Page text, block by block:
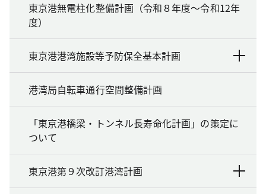
東京港無電柱化整備計画（令和８年度～令和12年
度）
東京港港湾施設等予防保全基本計画
港湾局自転車通行空間整備計画
「東京港橋梁・トンネル長寿命化計画」の策定に
ついて
東京港第９次改訂港湾計画